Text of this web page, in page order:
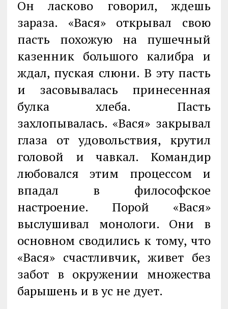
Он ласково говорил, ждешь
зараза. «Вася» открывал свою
пасть похожую на пушечный
казенник большого калибра и
ждал, пуская слюни. В эту пасть
и засовывалась принесенная
булка хлеба. Пасть
захлопывалась. «Вася» закрывал
глаза от удовольствия, крутил
головой и чавкал. Командир
любовался этим процессом и
впадал в философское
настроение. Порой «Вася»
выслушивал монологи. Они в
основном сводились к тому, что
«Вася» счастливчик, живет без
забот в окружении множества
барышень и в ус не дует.